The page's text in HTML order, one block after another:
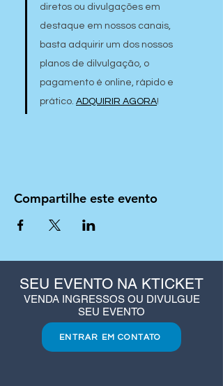
diretos ou divulgações em
destaque em nossos canais,
basta adquirir um dos nossos
planos de dilvulgação, o
pagamento é online, rápido e
prático. ADQUIRIR AGORA!
Compartilhe este evento
SEU EVENTO NA KTICKET
VENDA INGRESSOS OU DIVULGUE
SEU EVENTO
ENTRAR EM CONTATO